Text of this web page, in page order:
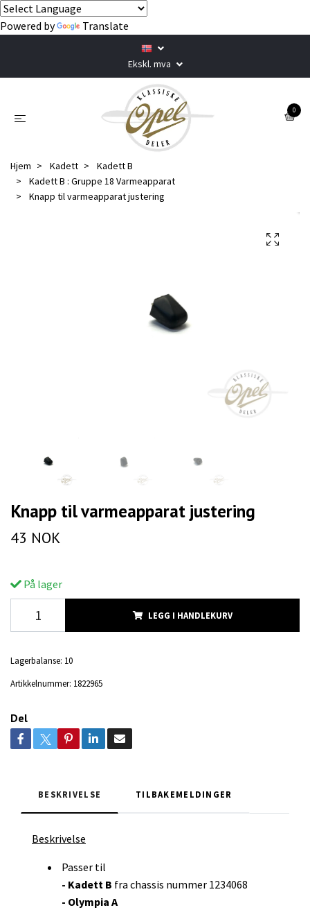
Powered by Translate
Ekskl. mva
0
Hjem Kadett
Kadett B
Kadett B : Gruppe 18 Varmeapparat
Knapp til varmeapparat justering
Knapp til varmeapparat justering
43 NOK
På lager
LEGG I HANDLEKURV
Lagerbalanse: 10
Artikkelnummer: 1822965
Del
BESKRIVELSE TILBAKEMELDINGER
Beskrivelse
Passer til
- Kadett B fra chassis nummer 1234068
- Olympia A